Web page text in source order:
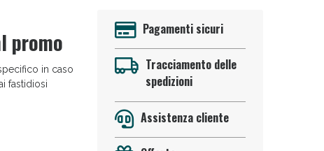
promo
in caso
fastidiosi
Pagamenti sicuri
Tracciamento delle
spedizioni
Assistenza cliente
OGGI!